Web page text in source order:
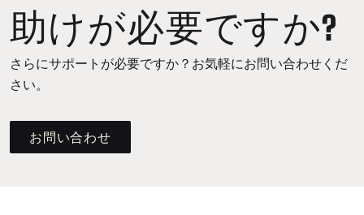
助けが必要ですか?
さらにサポートが必要ですか？お気軽にお問い合わせくだ
さい。
お問い合わせ